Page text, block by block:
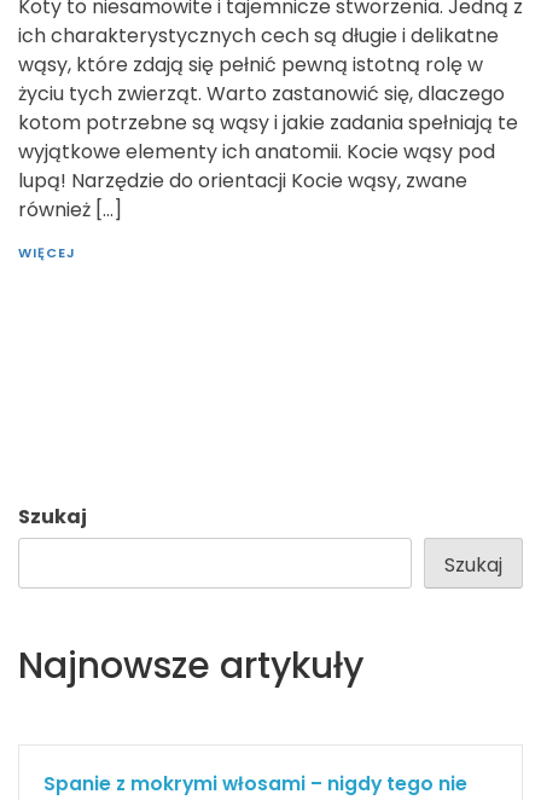
Koty to niesamowite i tajemnicze stworzenia. Jedną z
ich charakterystycznych cech są długie i delikatne
wąsy, które zdają się pełnić pewną istotną rolę w
życiu tych zwierząt. Warto zastanowić się, dlaczego
kotom potrzebne są wąsy i jakie zadania spełniają te
wyjątkowe elementy ich anatomii. Kocie wąsy pod
lupą! Narzędzie do orientacji Kocie wąsy, zwane
również […]
WIĘCEJ
Szukaj
Szukaj
Najnowsze artykuły
Spanie z mokrymi włosami – nigdy tego nie